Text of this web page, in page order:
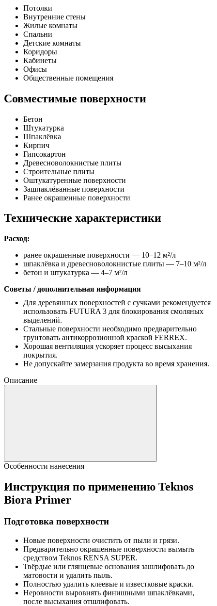
Потолки
Внутренние стены
Жилые комнаты
Спальни
Детские комнаты
Коридоры
Кабинеты
Офисы
Общественные помещения
Совместимые поверхности
Бетон
Штукатурка
Шпаклёвка
Кирпич
Гипсокартон
Древесноволокнистые плиты
Строительные плиты
Оштукатуренные поверхности
Зашпаклёванные поверхности
Ранее окрашенные поверхности
Технические характеристики
Расход:
ранее окрашенные поверхности — 10–12 м²/л
шпаклёвка и древесноволокнистые плиты — 7–10 м²/л
бетон и штукатурка — 4–7 м²/л
Советы / дополнительная информация
Для деревянных поверхностей с сучками рекомендуется
использовать FUTURA 3 для блокирования смоляных
выделений.
Стальные поверхности необходимо предварительно
грунтовать антикоррозионной краской FERREX.
Хорошая вентиляция ускоряет процесс высыхания
покрытия.
Не допускайте замерзания продукта во время хранения.
Описание
Особенности нанесения
Инструкция по применению Teknos
Biora Primer
Подготовка поверхности
Новые поверхности очистить от пыли и грязи.
Предварительно окрашенные поверхности вымыть
средством Teknos RENSA SUPER.
Твёрдые или глянцевые основания зашлифовать до
матовости и удалить пыль.
Полностью удалить клеевые и известковые краски.
Неровности выровнять финишными шпаклёвками,
после высыхания отшлифовать.